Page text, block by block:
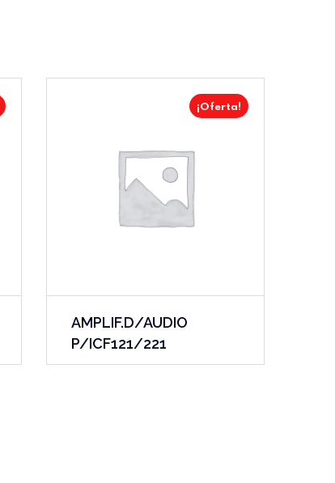
¡Oferta!
AMPLIF.D/AUDIO
P/ICF121/221